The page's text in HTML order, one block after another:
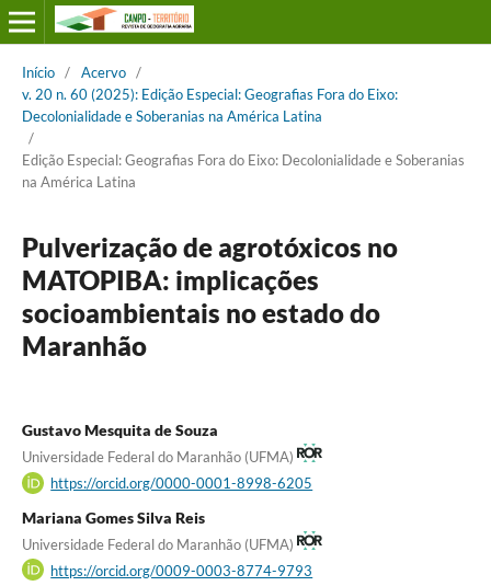
Início / Acervo /
v. 20 n. 60 (2025): Edição Especial: Geografias Fora do Eixo:
Decolonialidade e Soberanias na América Latina
/
Edição Especial: Geografias Fora do Eixo: Decolonialidade e Soberanias
na América Latina
Pulverização de agrotóxicos no
MATOPIBA: implicações
socioambientais no estado do
Maranhão
Gustavo Mesquita de Souza
Universidade Federal do Maranhão (UFMA)
https://orcid.org/0000-0001-8998-6205
Mariana Gomes Silva Reis
Universidade Federal do Maranhão (UFMA)
https://orcid.org/0009-0003-8774-9793